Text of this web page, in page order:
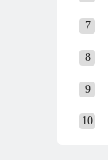
7
8
9
10